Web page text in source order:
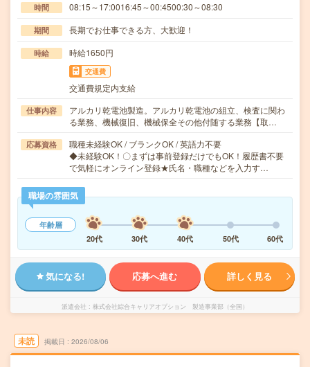
時間 08:15～17:0016:45～00:4500:30～08:30
期間 長期でお仕事できる方、大歓迎！
時給 時給1650円
交通費
交通費規定内支給
仕事内容
アルカリ乾電池製造。アルカリ乾電池の組立、検査に関わ
る業務、機械復旧、機械保全その他付随する業務【取…
応募資格
職種未経験OK / ブランクOK / 英語力不要
◆未経験OK！〇まずは事前登録だけでもOK！履歴書不要
で気軽にオンライン登録★氏名・職種などを入力す…
職場の雰囲気
年齢層
20代
30代 40代 50代 60代
気になる! 応募へ進む 詳しく見る
派遣会社 株式会社綜合キャリアオプション 製造事業部（全国）
未読 掲載日 2026/08/06